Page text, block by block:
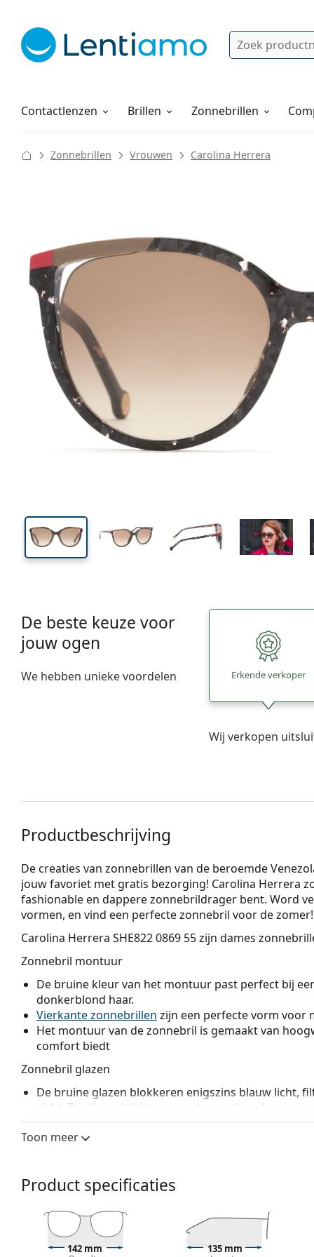
Zoek
Contactlenzen
Lenzenvloeistoffen Brillen Zonnebrillen
Hoe bestellen
Zonnebrillen Vrouwen Carolina Herrera
43 mm
Glashoogte Glasbreedte
De beste keuze voor
jouw ogen
We hebben unieke voordelen Erkende verkoper
Wij verkopen
Productbeschrijving
De creaties van zonnebrillen van de beroemde
jouw favoriet met gratis bezorging! Carolina Herrera
fashionable en dappere zonnebrildrager bent. Word
vormen, en vind een perfecte zonnebril voor de zomer!
Carolina Herrera SHE822 0869 55zijn dames
Zonnebril montuur
De bruine kleur van het montuur past perfect bij
donkerblond haar.
Vierkante zonnebrillen zijn een perfecte vorm voor
Het montuur van de zonnebril is gemaakt van
comfort biedt
Zonnebril glazen
De bruine glazen blokkeren enigszins blauw licht,
zicht. Ze zijn veelzijdig en worden aanbevolen voor
De zonnebril heeftgradiënt lenzendie van boven
de lens het lichtst is. De donkerste tint bovenaan
helderder is terwijl de schittering van bovenaf wordt
De brillenglazen zijn gemaakt van kunststof, met
bestendigheid tegen barsten.
De zonnebril heeft een UV 400 bescherming, die
van de zonnebril zijn voorzien van een categorie 2
Toon meer
Product specificaties
142 mm 135 mm